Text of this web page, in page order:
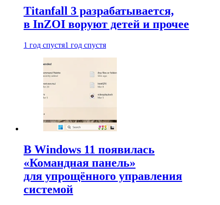
Titanfall 3 разрабатывается,
в InZOI воруют детей и прочее
1 год спустя1 год спустя
В Windows 11 появилась
«Командная панель»
для упрощённого управления
системой